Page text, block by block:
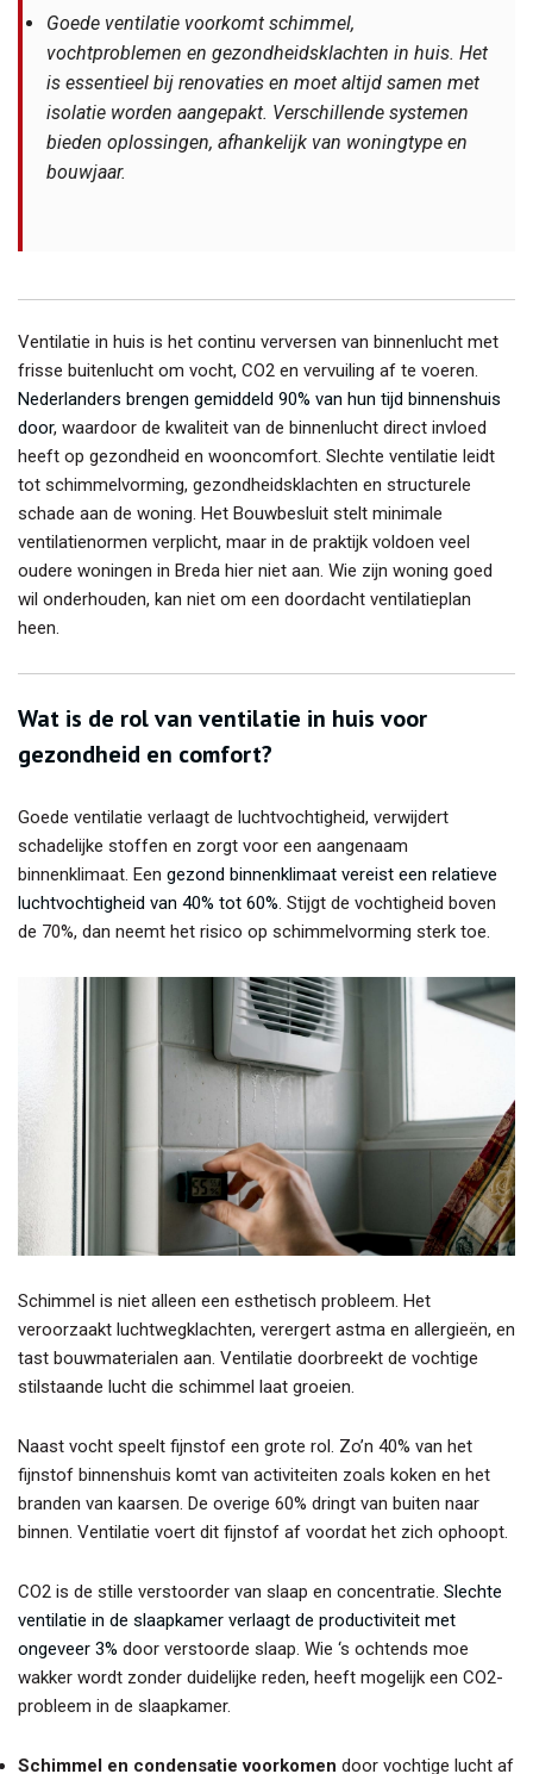
Goede ventilatie voorkomt schimmel,
vochtproblemen en gezondheidsklachten in huis. Het
is essentieel bij renovaties en moet altijd samen met
isolatie worden aangepakt. Verschillende systemen
bieden oplossingen, afhankelijk van woningtype en
bouwjaar.
Ventilatie in huis is het continu verversen van binnenlucht met
frisse buitenlucht om vocht, CO2 en vervuiling af te voeren.
Nederlanders brengen gemiddeld 90% van hun tijd binnenshuis
door, waardoor de kwaliteit van de binnenlucht direct invloed
heeft op gezondheid en wooncomfort. Slechte ventilatie leidt
tot schimmelvorming, gezondheidsklachten en structurele
schade aan de woning. Het Bouwbesluit stelt minimale
ventilatienormen verplicht, maar in de praktijk voldoen veel
oudere woningen in Breda hier niet aan. Wie zijn woning goed
wil onderhouden, kan niet om een doordacht ventilatieplan
heen.
Wat is de rol van ventilatie in huis voor
gezondheid en comfort?
Goede ventilatie verlaagt de luchtvochtigheid, verwijdert
schadelijke stoffen en zorgt voor een aangenaam
binnenklimaat. Een gezond binnenklimaat vereist een relatieve
luchtvochtigheid van 40% tot 60%. Stijgt de vochtigheid boven
de 70%, dan neemt het risico op schimmelvorming sterk toe.
Schimmel is niet alleen een esthetisch probleem. Het
veroorzaakt luchtwegklachten, verergert astma en allergieën, en
tast bouwmaterialen aan. Ventilatie doorbreekt de vochtige
stilstaande lucht die schimmel laat groeien.
Naast vocht speelt fijnstof een grote rol. Zo’n 40% van het
fijnstof binnenshuis komt van activiteiten zoals koken en het
branden van kaarsen. De overige 60% dringt van buiten naar
binnen. Ventilatie voert dit fijnstof af voordat het zich ophoopt.
CO2 is de stille verstoorder van slaap en concentratie. Slechte
ventilatie in de slaapkamer verlaagt de productiviteit met
ongeveer 3% door verstoorde slaap. Wie ‘s ochtends moe
wakker wordt zonder duidelijke reden, heeft mogelijk een CO2-
probleem in de slaapkamer.
Schimmel en condensatie voorkomen door vochtige lucht af